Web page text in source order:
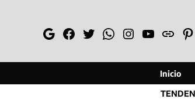
GoogleFacebook
TwitterWhatsapp
Instagram
YouTube
Web
Inicio